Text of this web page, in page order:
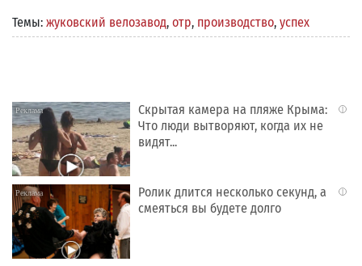
Темы: жуковский велозавод, отр, производство, успех
i
Скрытая камера на пляже Крыма:
Что люди вытворяют, когда их не
видят...
i
Ролик длится несколько секунд, а
смеяться вы будете долго